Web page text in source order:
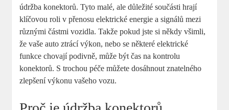
údržba konektorů. Tyto malé, ale důležité součásti hrají
klíčovou roli v přenosu elektrické energie a signálů mezi
různými částmi vozidla. Takže pokud jste si někdy všimli,
že vaše auto ztrácí výkon, nebo se některé elektrické
funkce chovají podivně, může být čas na kontrolu
konektorů. S trochou péče můžete dosáhnout znatelného
zlepšení výkonu vašeho vozu.